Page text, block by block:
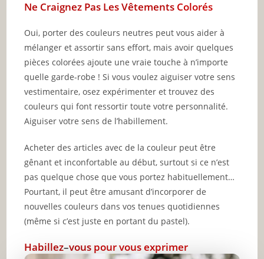
Ne Craignez Pas LesVêtements Colorés
Oui, porter des couleurs neutres peut vous aider à
mélanger et assortir sans effort, mais avoir quelques
pièces colorées ajoute une vraie touche à n’importe
quelle garde-robe ! Si vous voulez aiguiser votre sens
vestimentaire, osez expérimenter et trouvez des
couleurs qui font ressortir toute votre personnalité.
Aiguiser votre sens de l’habillement.
Acheter des articles avec de la couleur peut être
gênant et inconfortable au début, surtout si ce n’est
pas quelque chose que vous portez habituellement…
Pourtant, il peut être amusant d’incorporer de
nouvelles couleurs dans vos tenues quotidiennes
(même si c’est juste en portant du pastel).
Habillez–vous pourvous exprimer